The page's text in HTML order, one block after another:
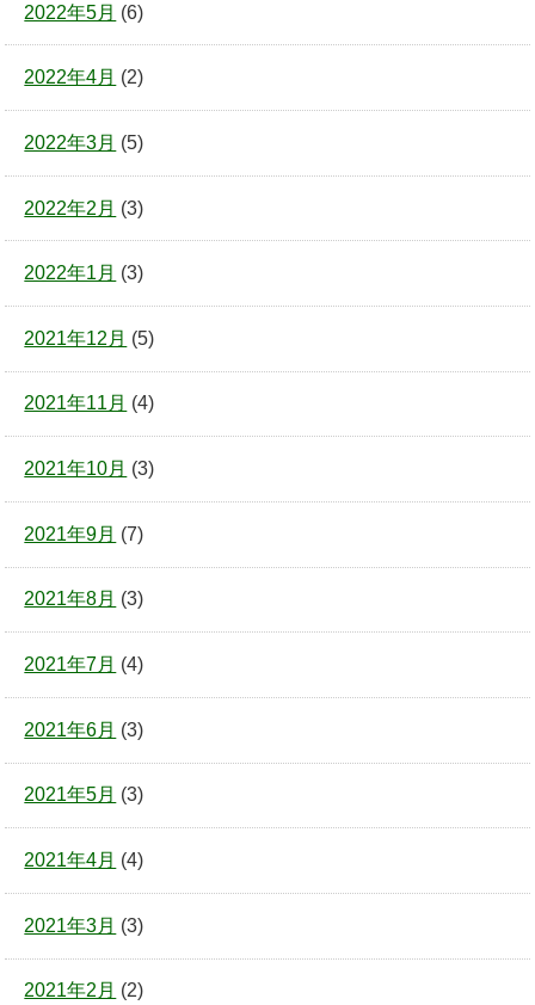
2022年5月 (6)
2022年4月 (2)
2022年3月 (5)
2022年2月 (3)
2022年1月 (3)
2021年12月 (5)
2021年11月 (4)
2021年10月 (3)
2021年9月 (7)
2021年8月 (3)
2021年7月 (4)
2021年6月 (3)
2021年5月 (3)
2021年4月 (4)
2021年3月 (3)
2021年2月 (2)